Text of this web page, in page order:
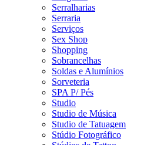
Serralharias
Serraria
Serviços
Sex Shop
Shopping
Sobrancelhas
Soldas e Alumínios
Sorveteria
SPA P/ Pés
Studio
Studio de Música
Studio de Tatuagem
Stúdio Fotográfico